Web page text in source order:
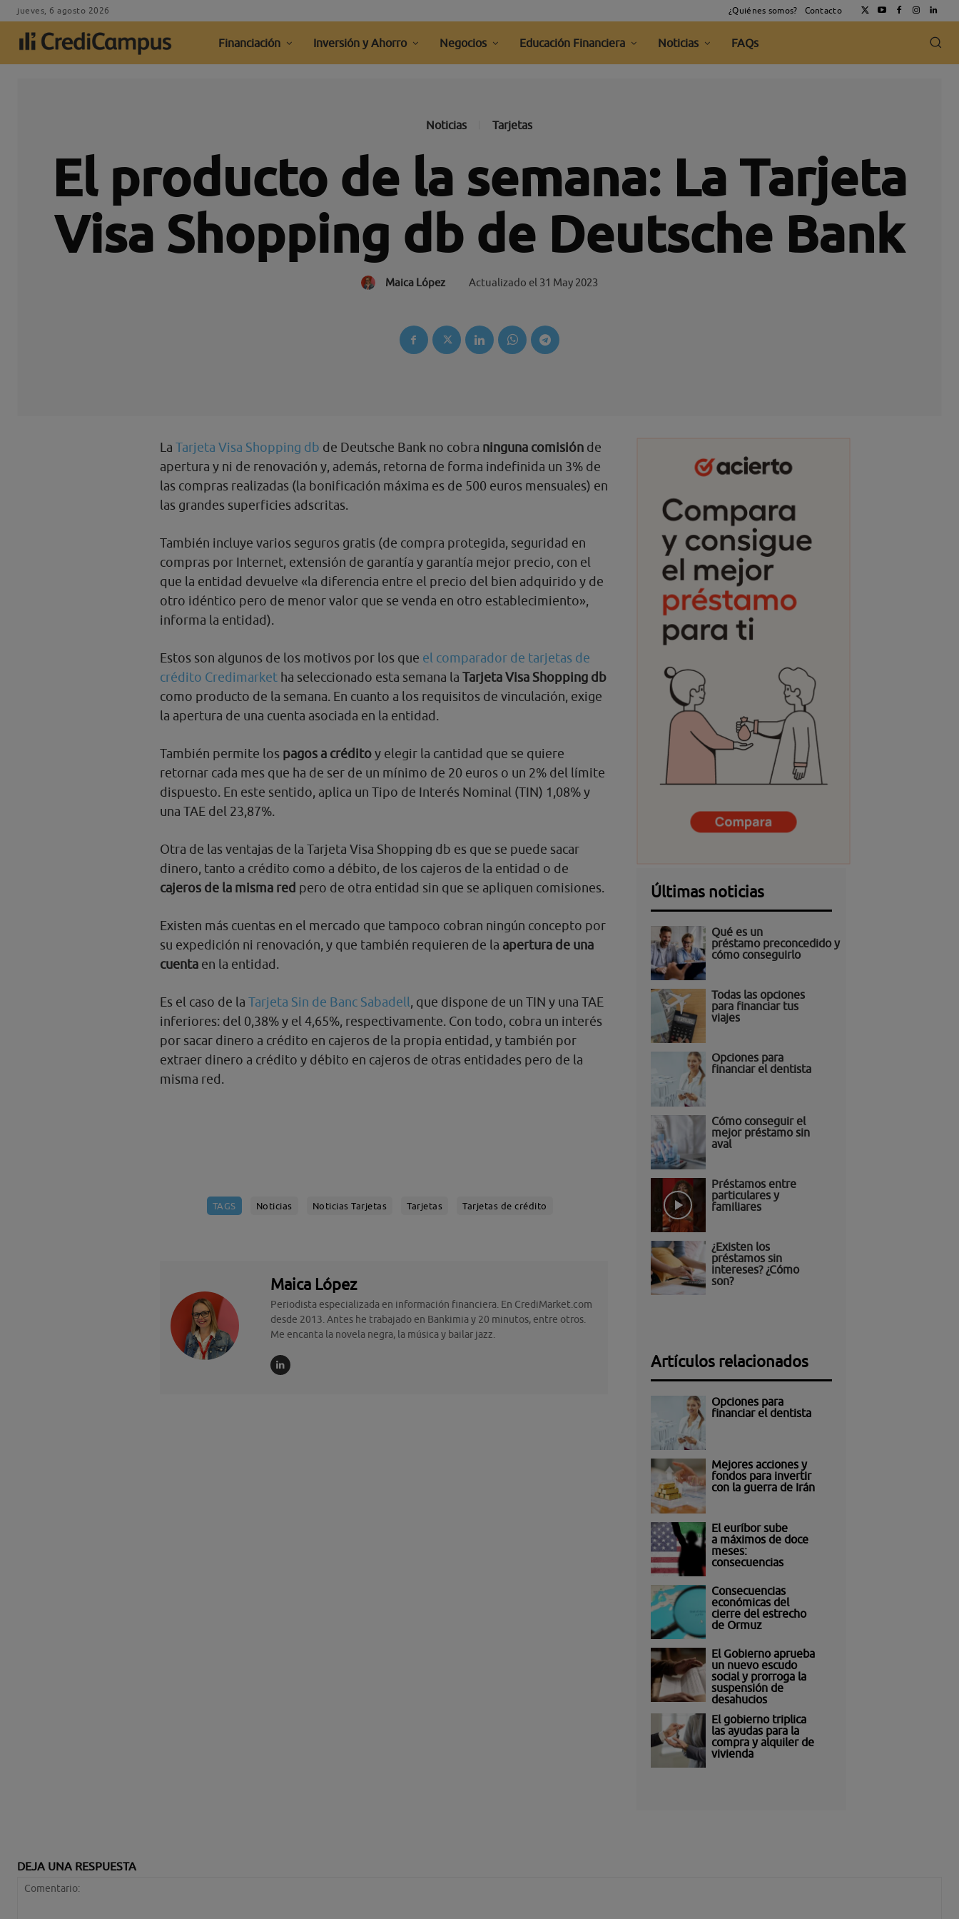
jueves, 6 agosto 2026 ¿Quiénes somos? Contacto
Financiación Inversión y Ahorro Negocios Educación Financiera Noticias FAQs
Noticias Tarjetas
El producto de la semana: La Tarjeta
Visa Shopping db de Deutsche Bank
Maica López Actualizado el 31 May 2023
LaTarjeta Visa Shopping db de Deutsche Bank no cobra ninguna comisión de
apertura y ni de renovación y, además, retorna de forma indefinida un 3% de
las compras realizadas (la bonificación máxima es de 500 euros mensuales) en
las grandes superficies adscritas.
También incluye varios seguros gratis (de compra protegida, seguridad en
compras por Internet, extensión de garantía y garantía mejor precio, con el
que la entidad devuelve «la diferencia entre el precio del bien adquirido y de
otro idéntico pero de menor valor que se venda en otro establecimiento»,
informa la entidad).
Estos son algunos de los motivos por los que el comparador de tarjetas de
crédito Credimarket ha seleccionado esta semana laTarjeta Visa Shopping db
como producto de la semana. En cuanto a los requisitos de vinculación, exige
la apertura de una cuenta asociada en la entidad.
También permite los pagos a créditoy elegir la cantidad que se quiere
retornar cada mes que ha de ser de un mínimo de 20 euros o un 2% del límite
dispuesto. En este sentido, aplica un Tipo de Interés Nominal (TIN) 1,08% y
una TAE del 23,87%.
Otra de las ventajas de la Tarjeta Visa Shopping db es que se puede sacar
dinero, tanto a crédito como a débito, de los cajeros de la entidad o de
cajeros de la misma red pero de otra entidad sin que se apliquen comisiones.
Existen más cuentas en el mercado que tampoco cobran ningún concepto por
su expedición ni renovación, y que también requieren de la apertura de una
cuenta en la entidad.
Es el caso de laTarjeta Sin de Banc Sabadell, que dispone de un TIN y una TAE
inferiores: del 0,38% y el 4,65%, respectivamente. Con todo, cobra un interés
por sacar dinero a crédito en cajeros de la propia entidad, y también por
extraer dinero a crédito y débito en cajeros de otras entidades pero de la
misma red.
TAGS Noticias Noticias Tarjetas Tarjetas Tarjetas de crédito
Maica López
Periodista especializada en información financiera. En CrediMarket.com
desde 2013. Antes he trabajado en Bankimia y 20 minutos, entre otros.
Me encanta la novela negra, la música y bailar jazz.
Últimas noticias
Qué es un
préstamo preconcedido y
cómo conseguirlo
Todas las opciones
para financiar tus
viajes
Opciones para
financiar el dentista
Cómo conseguir el
mejor préstamo sin
aval
Préstamos entre
particulares y
familiares
¿Existen los
préstamos sin
intereses? ¿Cómo
son?
Artículos relacionados
Opciones para
financiar el dentista
Mejores acciones y
fondos para invertir
con la guerra de Irán
El euríbor sube
a máximos de doce
meses:
consecuencias
Consecuencias
económicas del
cierre del estrecho
de Ormuz
El Gobierno aprueba
un nuevo escudo
social y prorroga la
suspensión de
desahucios
El gobierno triplica
las ayudas para la
compra y alquiler de
vivienda
DEJA UNA RESPUESTA